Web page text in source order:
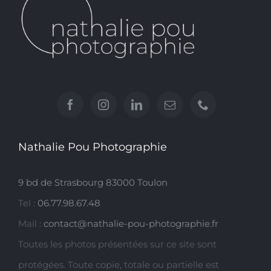
Nathalie Pou Photographie
9 bd de Strasbourg 83000 Toulon
Tel : 06.77.98.67.48
Mail : contact@nathalie-pou-photographie.fr
Toutes les photos présentées sur ce site sont
protégées. Toute copie, totale ou partielle est